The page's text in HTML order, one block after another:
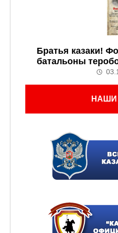
Братья казаки!
батальоны
НАШИ